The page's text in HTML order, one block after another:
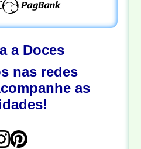
a Doces
nas redes
as